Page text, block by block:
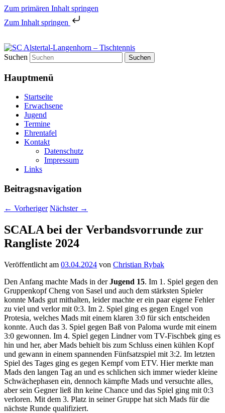
Zum primären Inhalt springen
Zum Inhalt springen
SC Alstertal-Langenhorn –
Tischtennis
Tischtennis in Hamburgs Norden
Suchen
Hauptmenü
Startseite
Erwachsene
Jugend
Termine
Ehrentafel
Kontakt
Datenschutz
Impressum
Links
Beitragsnavigation
← Vorheriger Nächster →
SCALA bei der Verbandsvorrunde zur
Rangliste 2024
Veröffentlicht am 03.04.2024 von Christian Rybak
Den Anfang machte Mads in derJugend 15. Im 1. Spiel gegen den
Gruppenkopf Cheng von Sasel und auch dem stärksten Spieler
konnte Mads gut mithalten, leider machte er ein paar eigene Fehler
zu viel und verlor mit 0:3. Im 2. Spiel ging es gegen Engel von
Protesia, welches Mads mit einem klaren 3:0 für sich entscheiden
konnte. Auch das 3. Spiel gegen Baß von Paloma wurde mit einem
3:0 gewonnen. Im 4. Spiel gegen Lindner vom TV-Fischbek ging es
hin und her, aber Mads behielt bis zum Schluss einen kühlen Kopf
und gewann in einem spannenden Fünfsatzspiel mit 3:2. Im letzten
Spiel des Tages ging es gegen Kempf vom ETV. Hier merkte man
Mads den langen Tag an und es schlichen sich immer wieder kleine
Schwächephasen ein, dennoch kämpfte Mads und versuchte alles,
aber sein Gegner ließ ihn keine Chance und das Spiel ging mit 0:3
verloren. Mit dem 3. Platz in seiner Gruppe hat sich Mads für die
nächste Runde qualifiziert.